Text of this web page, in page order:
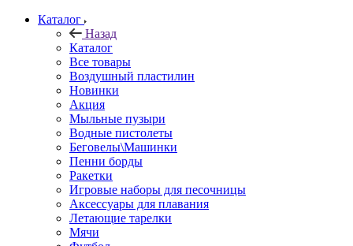
Каталог
Назад
Каталог
Все товары
Воздушный пластилин
Новинки
Акция
Мыльные пузыри
Водные пистолеты
Беговелы\Машинки
Пенни борды
Ракетки
Игровые наборы для песочницы
Аксессуары для плавания
Летающие тарелки
Мячи